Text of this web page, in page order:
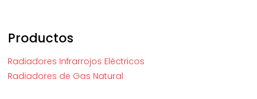
Productos
Radiadores Infrarrojos Eléctricos
Radiadores de Gas Natural